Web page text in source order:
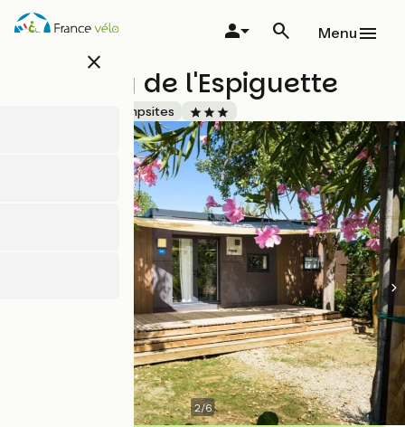
Skip
close
Menu
Camping de l'Espiguette
Campsites
2/6